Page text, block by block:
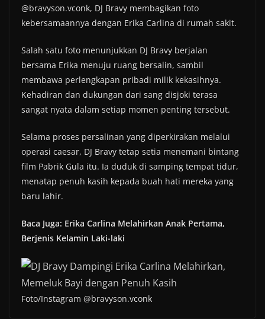
@bravyson.vconk, DJ Bravy membagikan foto
kebersamaannya dengan Erika Carlina di rumah sakit.
Salah satu foto menunjukkan DJ Bravy berjalan
bersama Erika menuju ruang bersalin, sambil
membawa perlengkapan pribadi milik kekasihnya.
Kehadiran dan dukungan dari sang disjoki terasa
sangat nyata dalam setiap momen penting tersebut.
Selama proses persalinan yang diperkirakan melalui
operasi caesar, DJ Bravy tetap setia menemani bintang
film Pabrik Gula itu. Ia duduk di samping tempat tidur,
menatap penuh kasih kepada buah hati mereka yang
baru lahir.
Baca Juga: Erika Carlina Melahirkan Anak Pertama,
Berjenis Kelamin Laki-laki
Foto/Instagram @bravyson.vconk